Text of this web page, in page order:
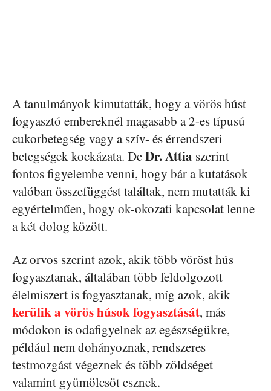
A tanulmányok kimutatták, hogy a vörös húst
fogyasztó embereknél magasabb a 2-es típusú
cukorbetegség vagy a szív- és érrendszeri
betegségek kockázata. DeDr. Attia szerint
fontos figyelembe venni, hogy bár a kutatások
valóban összefüggést találtak, nem mutatták ki
egyértelműen, hogy ok-okozati kapcsolat lenne
a két dolog között.
Az orvos szerint azok, akik több vöröst hús
fogyasztanak, általában több feldolgozott
élelmiszert is fogyasztanak, míg azok, akik
kerülik a vörös húsok fogyasztását, más
módokon is odafigyelnek az egészségükre,
például nem dohányoznak, rendszeres
testmozgást végeznek és több zöldséget
valamint gyümölcsöt esznek.